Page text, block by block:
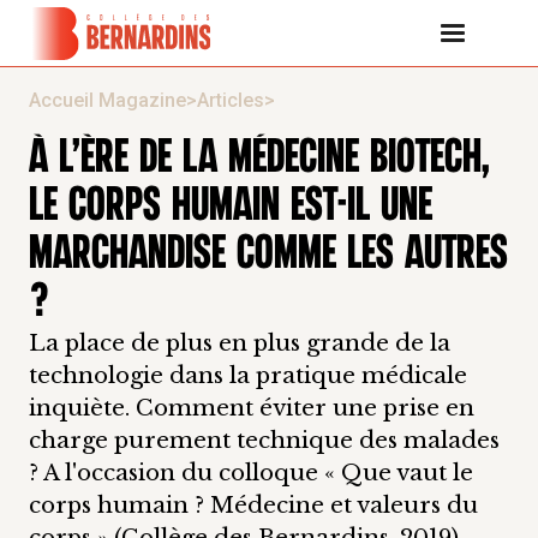
Accueil Magazine>Articles>
À L’ÈRE DE LA MÉDECINE BIOTECH,
LE CORPS HUMAIN EST-IL UNE
MARCHANDISE COMME LES AUTRES
?
La place de plus en plus grande de la
technologie dans la pratique médicale
inquiète. Comment éviter une prise en
charge purement technique des malades
? A l'occasion du colloque « Que vaut le
corps humain ? Médecine et valeurs du